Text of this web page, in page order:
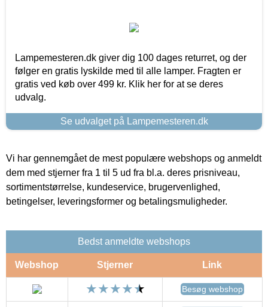
Lampemesteren.dk giver dig 100 dages returret, og der
følger en gratis lyskilde med til alle lamper. Fragten er
gratis ved køb over 499 kr. Klik her for at se deres
udvalg.
Se udvalget på Lampemesteren.dk
Vi har gennemgået de mest populære webshops og anmeldt
dem med stjerner fra 1 til 5 ud fra bl.a. deres prisniveau,
sortimentstørrelse, kundeservice, brugervenlighed,
betingelser, leveringsformer og betalingsmuligheder.
Bedst anmeldte webshops
Webshop Stjerner Link
Besøg webshop